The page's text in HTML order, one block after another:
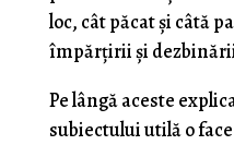
loc, cât păcat şi câtă
împărţirii şi dezbinării
Pe lângă aceste
subiectului utilă o